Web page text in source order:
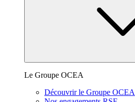
Le Groupe OCEA
Découvrir le Groupe OCEA